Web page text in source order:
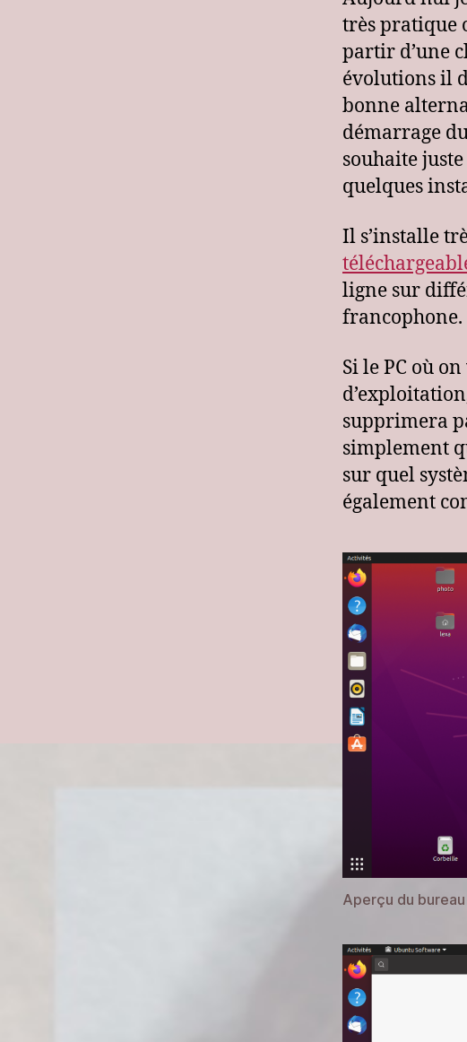
très pratique
partir d’une
évolutions il
bonne
démarrage
souhaite
quelques
Il s’installe
ligne sur
francophone.
Si le PC où
supprimera
simplement
sur quel
également
Aperçu du bureau